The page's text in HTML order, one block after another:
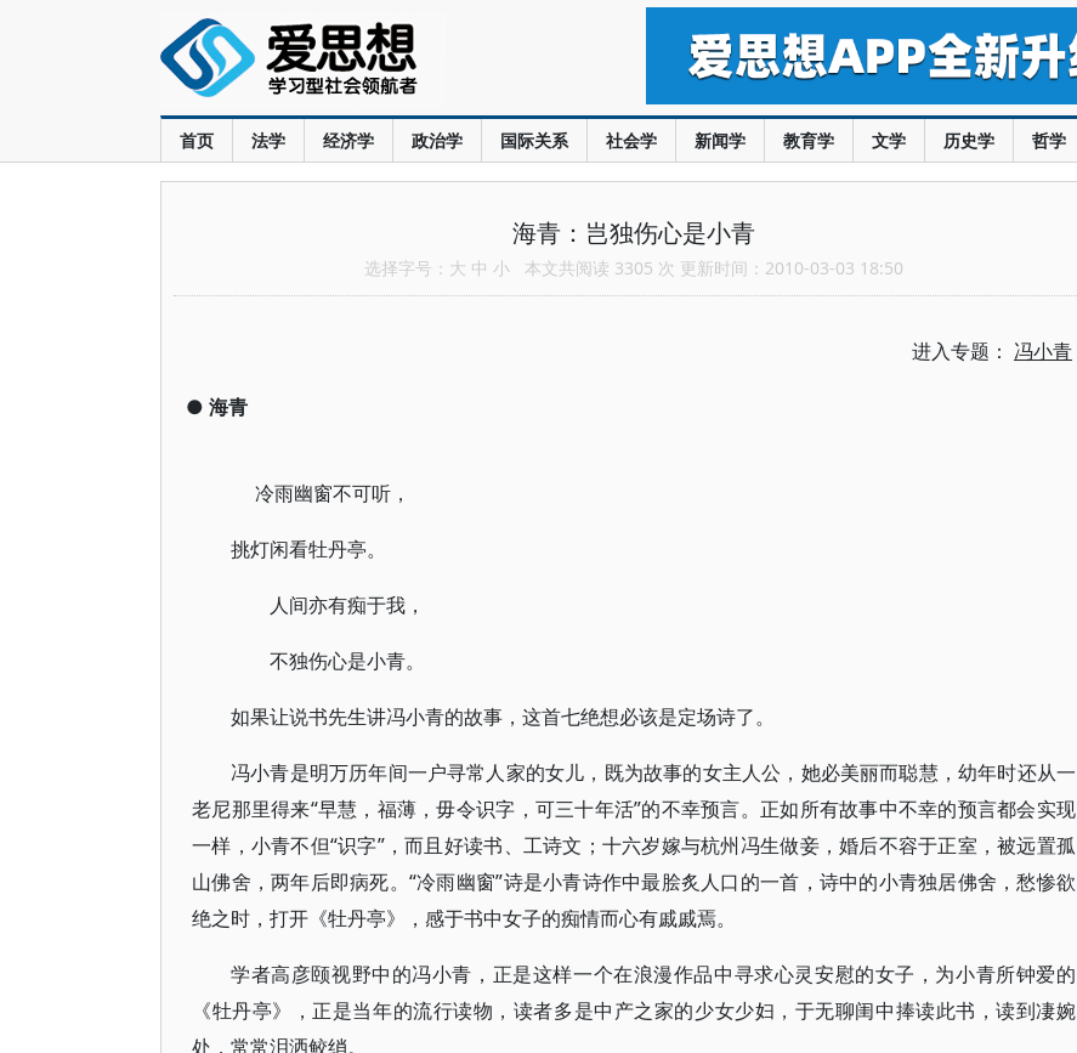
首页 法学 经济学 政治学 国际关系 社会学 新闻学 教育学 文学 历史学 哲学
海青：岂独伤心是小青
选择字号： 大 中 小 本文共阅读 3305 次 更新时间：2010-03-03 18:50
进入专题： 冯小青
● 海青
冷雨幽窗不可听，
挑灯闲看牡丹亭。
人间亦有痴于我，
不独伤心是小青。
如果让说书先生讲冯小青的故事，这首七绝想必该是定场诗了。
冯小青是明万历年间一户寻常人家的女儿，既为故事的女主人公，她必美丽而聪慧，幼年时还从一
老尼那里得来“早慧，福薄，毋令识字，可三十年活”的不幸预言。正如所有故事中不幸的预言都会实现
一样，小青不但“识字”，而且好读书、工诗文；十六岁嫁与杭州冯生做妾，婚后不容于正室，被远置孤
山佛舍，两年后即病死。“冷雨幽窗”诗是小青诗作中最脍炙人口的一首，诗中的小青独居佛舍，愁惨欲
绝之时，打开《牡丹亭》，感于书中女子的痴情而心有戚戚焉。
学者高彦颐视野中的冯小青，正是这样一个在浪漫作品中寻求心灵安慰的女子，为小青所钟爱的
《牡丹亭》，正是当年的流行读物，读者多是中产之家的少女少妇，于无聊闺中捧读此书，读到凄婉
处，常常泪洒鲛绡。